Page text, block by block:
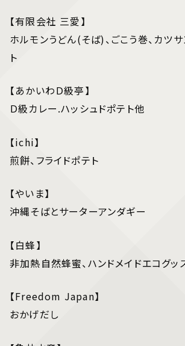
【有限会社 三愛】
ホルモンうどん(そば)、ごこう巻、カツサ
ト
【あかいわＤ級亭】
Ｄ級カレー.ハッシュドポテト他
【ichi】
煎餅、フライドポテト
【やいま】
沖縄そばとサーターアンダギー
【白蜂】
非加熱自然蜂蜜、ハンドメイドエコグッ
【Freedom Japan】
おかげだし